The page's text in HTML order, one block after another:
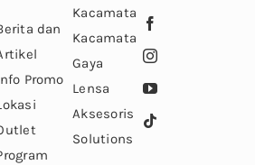
dan
Promo
Kacamata
Kacamata
Gaya
Lensa
Aksesoris
Solutions